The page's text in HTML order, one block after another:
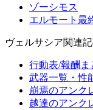
ゾーシモス
エルモート最
ヴェルサシア関連
行動表/報酬ま
武器一覧・性
崩焉のアンク
越達のアンク